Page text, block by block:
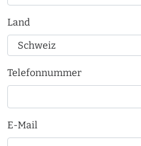
Land
Telefonnummer
E-Mail